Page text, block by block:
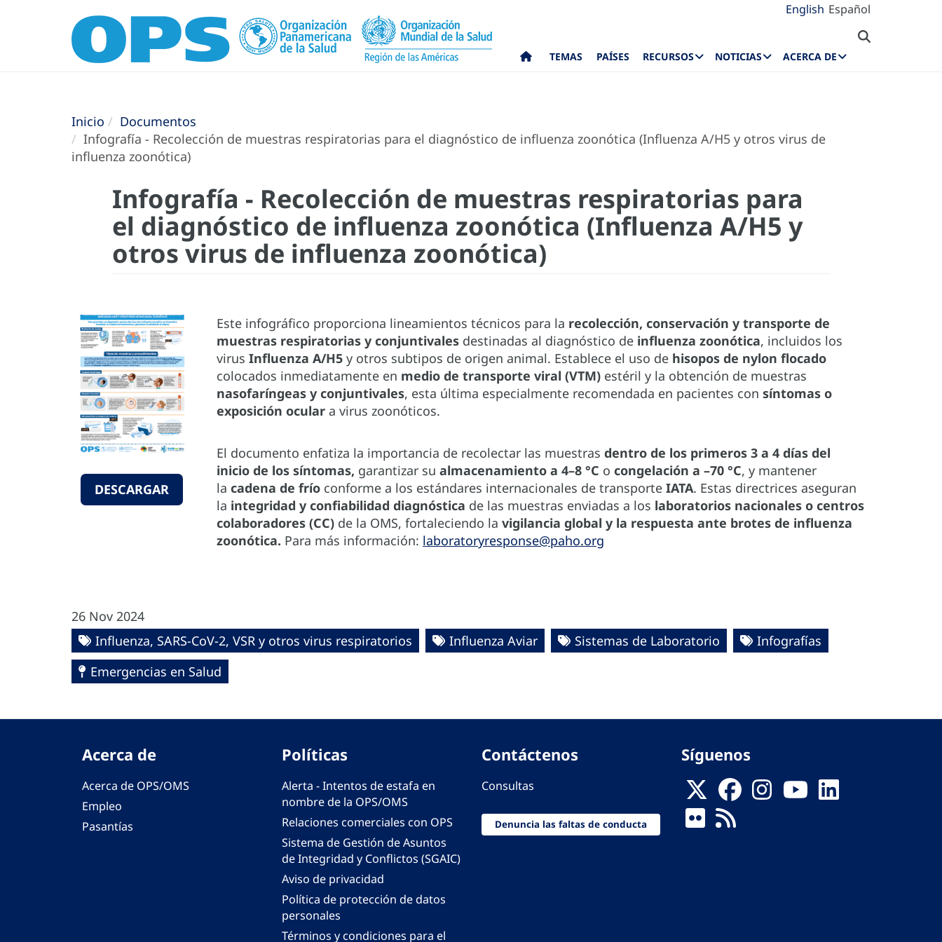
English Español
TEMAS PAÍSES RECURSOS NOTICIAS ACERCA DE
Inicio
Documentos
Infografía - Recolección de muestras respiratorias para el diagnóstico de influenza zoonótica (Influenza A/H5 y otros virus de
influenza zoonótica)
Infografía - Recolección de muestras respiratorias para
el diagnóstico de influenza zoonótica (Influenza A/H5 y
otros virus de influenza zoonótica)
DESCARGAR
Este infográfico proporciona lineamientos técnicos para la recolección, conservación y transporte de
muestras respiratorias y conjuntivales destinadas al diagnóstico de influenza zoonótica, incluidos los
virus Influenza A/H5 y otros subtipos de origen animal. Establece el uso de hisopos de nylon flocado
colocados inmediatamente en medio de transporte viral (VTM) estéril y la obtención de muestras
nasofaríngeas y conjuntivales, esta última especialmente recomendada en pacientes con síntomas o
exposición ocular a virus zoonóticos.
El documento enfatiza la importancia de recolectar las muestras dentro de los primeros 3 a 4 días del
inicio de los síntomas, garantizar su almacenamiento a 4–8 °C o congelación a –70 °C, y mantener
la cadena de frío conforme a los estándares internacionales de transporte IATA. Estas directrices aseguran
la integridad y confiabilidad diagnóstica de las muestras enviadas a los laboratorios nacionales o centros
colaboradores (CC) de la OMS, fortaleciendo la vigilancia global y la respuesta ante brotes de influenza
zoonótica. Para más información: laboratoryresponse@paho.org
26 Nov 2024
Influenza, SARS-CoV-2, VSR y otros virus respiratorios
Influenza Aviar Sistemas de Laboratorio
Infografías
Emergencias en Salud
Acerca de
Acerca de OPS/OMS
Empleo
Pasantías
Políticas
Alerta - Intentos de estafa en
nombre de la OPS/OMS
Relaciones comerciales con OPS
Sistema de Gestión de Asuntos
de Integridad y Conflictos (SGAIC)
Aviso de privacidad
Política de protección de datos
personales
Términos y condiciones para el
Contáctenos
Consultas
Denuncia las faltas de conducta
Síguenos